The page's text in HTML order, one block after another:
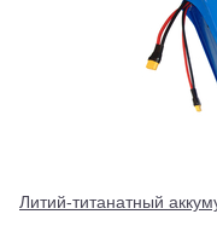
Литий-титанатный